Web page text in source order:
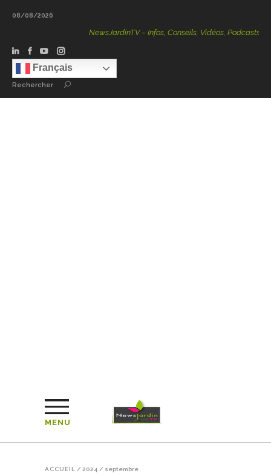
08/08/2026
NewsJardinTV – Infos, Conseils, Vidéos, Podcasts – 100
Français
Rechercher
MENU
ACCUEIL / 2024 / septembre